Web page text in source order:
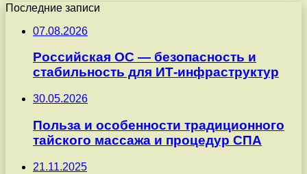
Последние записи
07.08.2026
Российская ОС — безопасность и
стабильность для ИТ-инфраструктур
30.05.2026
Польза и особенности традиционного
тайского массажа и процедур СПА
21.11.2025